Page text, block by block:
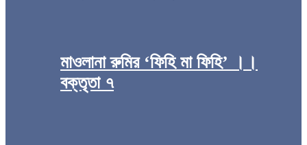
মাওলানা রুমির ‘ফিহি মা ফিহি’ ।।
বক্তৃতা ৭